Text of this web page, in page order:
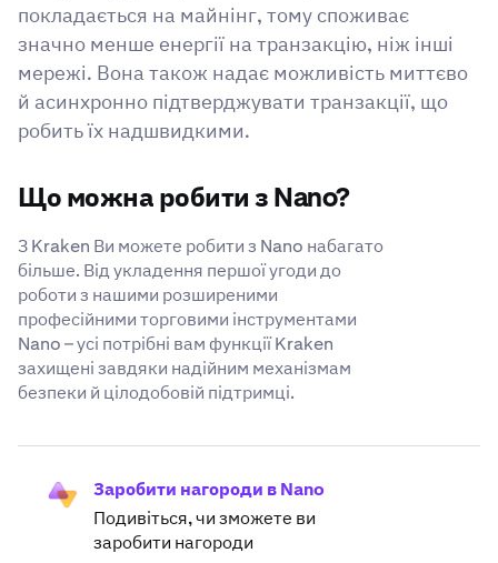
покладається на майнінг, тому споживає
значно менше енергії на транзакцію, ніж інші
мережі. Вона також надає можливість миттєво
й асинхронно підтверджувати транзакції, що
робить їх надшвидкими.
Що можна робити з Nano?
З Kraken Ви можете робити з Nano набагато
більше. Від укладення першої угоди до
роботи з нашими розширеними
професійними торговими інструментами
Nano – усі потрібні вам функції Kraken
захищені завдяки надійним механізмам
безпеки й цілодобовій підтримці.
Заробити нагороди в Nano
Подивіться, чи зможете ви
заробити нагороди